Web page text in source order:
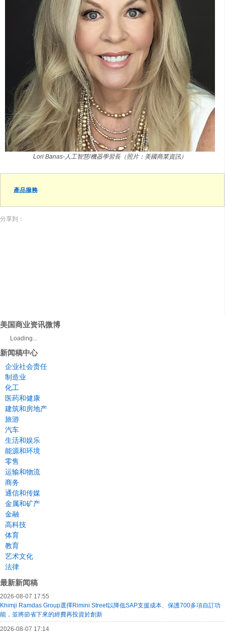
Lori Banas-人工智慧/機器學習長（照片：美國商業資訊）
產品服務
分享到：
美国商业资讯微博
Loading...
新闻稿中心
企业社会责任
制造业
化工
医药和健康
建筑和房地产
旅游
汽车
生活和娱乐
能源和环境
零售
运输和物流
商务
通信和传媒
金属和矿产
金融
高科技
体育
教育
艺术文化
法律
最新新闻稿
2026-08-07 17:55
Khimji Ramdas Group選擇Rimini Street以降低SAP支援成本、保護700多項自訂功
能，並將節省下來的經費再投資於創新
2026-08-07 17:14